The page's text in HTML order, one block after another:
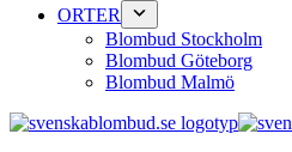
ORTER
Blombud Stockholm
Blombud Göteborg
Blombud Malmö